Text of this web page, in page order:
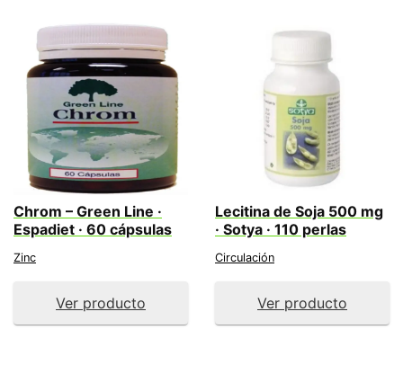
Chrom – Green Line ·
Espadiet · 60 cápsulas
Zinc
Ver producto
Lecitina de Soja 500 mg
· Sotya · 110 perlas
Circulación
Ver producto